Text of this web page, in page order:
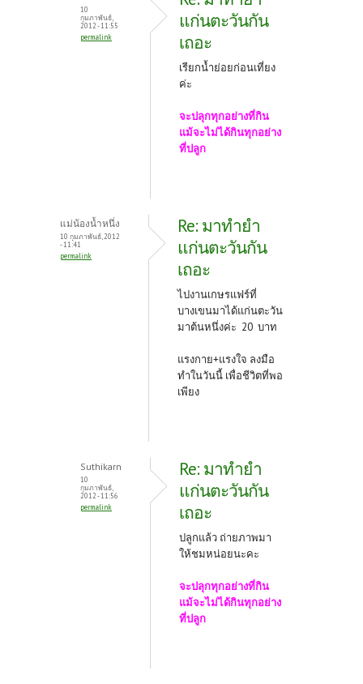
10
กุมภาพันธ์,
2012 - 11:55
permalink
แก่นตะวันกัน
เถอะ
เรียกน้ำย่อยก่อนเที่ยง
ค่ะ
จะปลุกทุกอย่างที่กิน
แม้จะไม่ได้กินทุกอย่าง
ที่ปลูก
แม่น้องน้ำหนึ่ง
10 กุมภาพันธ์, 2012
- 11:41
permalink
Re: มาทำยำ
แก่นตะวันกัน
เถอะ
ไปงานเกษรแฟร์ที่
บางเขนมาได้แก่นตะวัน
มาต้นหนึ่งค่ะ 20 บาท
แรงกาย+แรงใจ ลงมือ
ทำในวันนี้ เพื่อชีวิตที่พอ
เพียง
Suthikarn
10
กุมภาพันธ์,
2012 - 11:56
permalink
Re: มาทำยำ
แก่นตะวันกัน
เถอะ
ปลูกแล้ว ถ่ายภาพมา
ให้ชมหน่อยนะคะ
จะปลุกทุกอย่างที่กิน
แม้จะไม่ได้กินทุกอย่าง
ที่ปลูก